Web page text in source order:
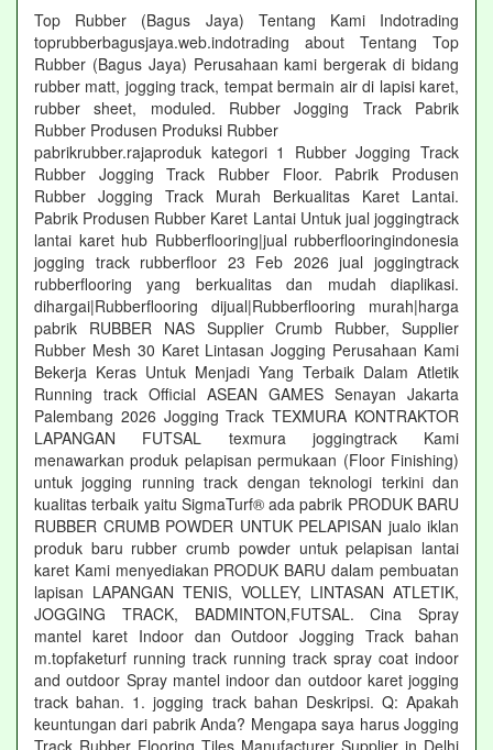
Top Rubber (Bagus Jaya) Tentang Kami Indotrading
toprubberbagusjaya.web.indotrading about Tentang Top
Rubber (Bagus Jaya) Perusahaan kami bergerak di bidang
rubber matt, jogging track, tempat bermain air di lapisi karet,
rubber sheet, moduled. Rubber Jogging Track Pabrik
Rubber Produsen Produksi Rubber
pabrikrubber.rajaproduk kategori 1 Rubber Jogging Track
Rubber Jogging Track Rubber Floor. Pabrik Produsen
Rubber Jogging Track Murah Berkualitas Karet Lantai.
Pabrik Produsen Rubber Karet Lantai Untuk jual joggingtrack
lantai karet hub Rubberflooring|jual rubberflooringindonesia
jogging track rubberfloor 23 Feb 2026 jual joggingtrack
rubberflooring yang berkualitas dan mudah diaplikasi.
dihargai|Rubberflooring dijual|Rubberflooring murah|harga
pabrik RUBBER NAS Supplier Crumb Rubber, Supplier
Rubber Mesh 30 Karet Lintasan Jogging Perusahaan Kami
Bekerja Keras Untuk Menjadi Yang Terbaik Dalam Atletik
Running track Official ASEAN GAMES Senayan Jakarta
Palembang 2026 Jogging Track TEXMURA KONTRAKTOR
LAPANGAN FUTSAL texmura joggingtrack Kami
menawarkan produk pelapisan permukaan (Floor Finishing)
untuk jogging running track dengan teknologi terkini dan
kualitas terbaik yaitu SigmaTurf® ada pabrik PRODUK BARU
RUBBER CRUMB POWDER UNTUK PELAPISAN jualo iklan
produk baru rubber crumb powder untuk pelapisan lantai
karet Kami menyediakan PRODUK BARU dalam pembuatan
lapisan LAPANGAN TENIS, VOLLEY, LINTASAN ATLETIK,
JOGGING TRACK, BADMINTON,FUTSAL. Cina Spray
mantel karet Indoor dan Outdoor Jogging Track bahan
m.topfaketurf running track running track spray coat indoor
and outdoor Spray mantel indoor dan outdoor karet jogging
track bahan. 1. jogging track bahan Deskripsi. Q: Apakah
keuntungan dari pabrik Anda? Mengapa saya harus Jogging